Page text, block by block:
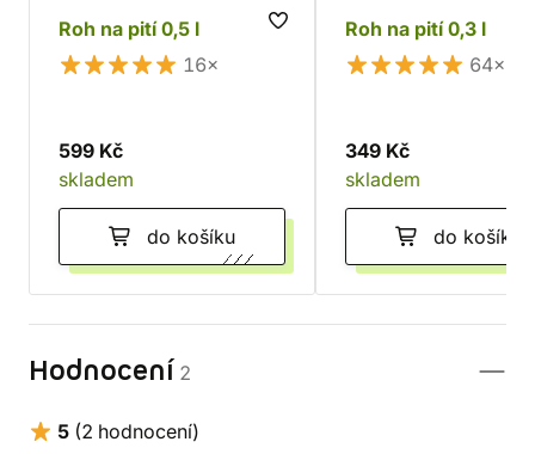
Roh na pití 0,5 l
16×
599 Kč
skladem
do košíku
Roh na pití 0,3 l
64×
349 Kč
skladem
do košíku
Hodnocení 2
5 (2 hodnocení)